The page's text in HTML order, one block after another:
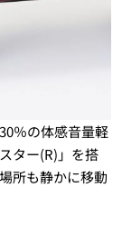
％の体感音量軽
ター(R)」を搭
所も静かに移動